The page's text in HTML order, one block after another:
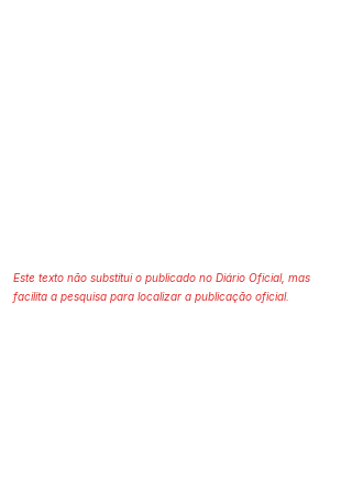
Este texto não substitui o publicado no Diário Oficial, mas
facilita a pesquisa para localizar a publicação oficial.